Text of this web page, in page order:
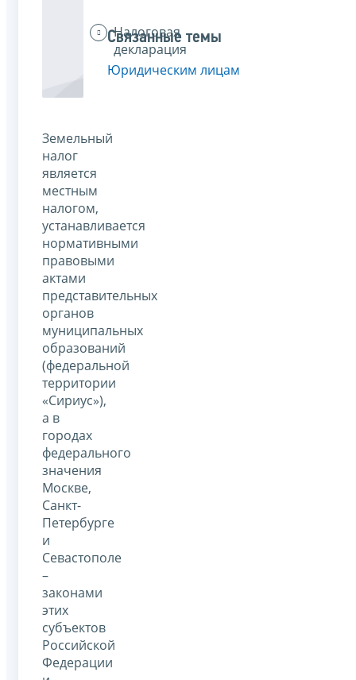
Налоговая
декларация
Земельный
налог
является
местным
налогом,
устанавливается
нормативными
правовыми
актами
представительных
органов
муниципальных
образований
(федеральной
территории
«Сириус»),
а в
городах
федерального
значения
Москве,
Санкт-
Петербурге
и
Севастополе
–
законами
этих
субъектов
Российской
Федерации
Связанные темы
Юридическим лицам